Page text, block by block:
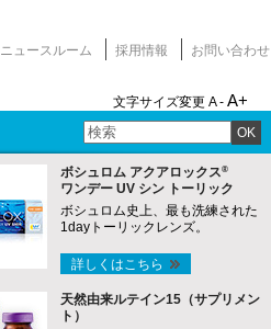
ニュースルーム 採用情報 お問い合わせ
文字サイズ変更 A - A+
OK
ボシュロム アクアロックス®
ワンデー UV シン トーリック
ボシュロム史上、最も洗練された
1dayトーリックレンズ。
詳しくはこちら
天然由来ルテイン15（サプリメン
ト）